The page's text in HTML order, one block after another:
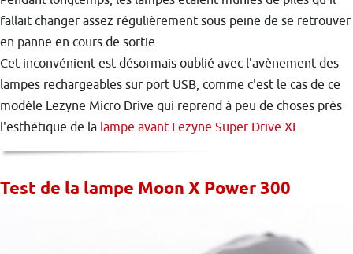
fallait changer assez régulièrement sous peine de se retrouver
en panne en cours de sortie.
Cet inconvénient est désormais oublié avec l'avènement des
lampes rechargeables sur port USB, comme c'est le cas de ce
modèle Lezyne Micro Drive qui reprend à peu de choses près
l'esthétique de la lampe avant Lezyne Super Drive XL.
Test de la lampe Moon X Power 300